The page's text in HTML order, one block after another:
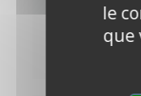
le
que